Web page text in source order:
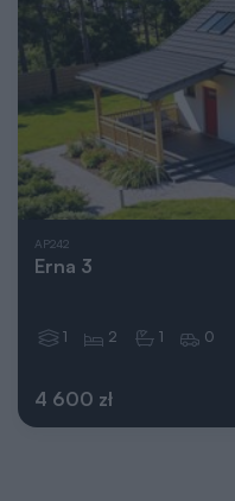
AP242
Erna 3
4 600 zł
1 2 1 0